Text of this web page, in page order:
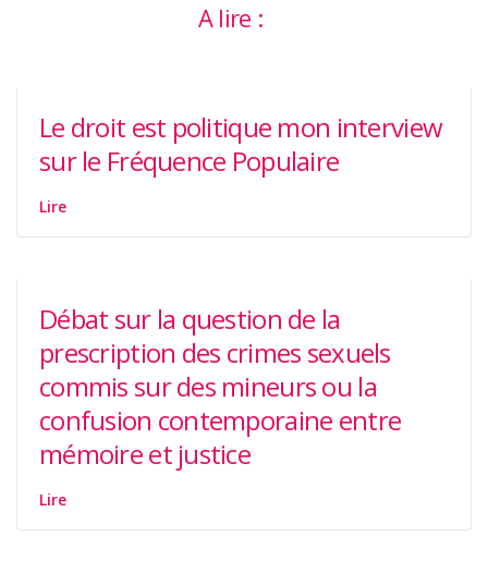
A lire :
Le droit est politique mon interview
sur le Fréquence Populaire
Lire
Débat sur la question de la
prescription des crimes sexuels
commis sur des mineurs ou la
confusion contemporaine entre
mémoire et justice
Lire